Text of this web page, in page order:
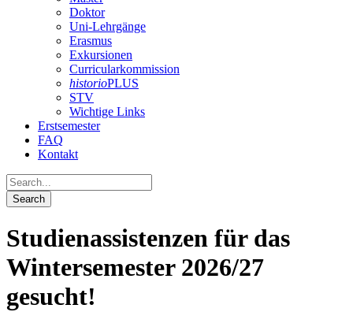
Doktor
Uni-Lehrgänge
Erasmus
Exkursionen
Curricularkommission
historioPLUS
STV
Wichtige Links
Erstsemester
FAQ
Kontakt
Studienassistenzen für das
Wintersemester 2026/27
gesucht!